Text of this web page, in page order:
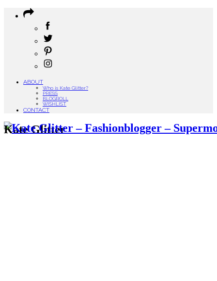
ABOUT
Who is Kate Glitter?
PRESS
BLOGROLL
WISHLIST
CONTACT
Kate Glitter